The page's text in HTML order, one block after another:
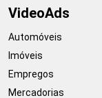
VideoAds
Automóveis
Imóveis
Empregos
Mercadorias